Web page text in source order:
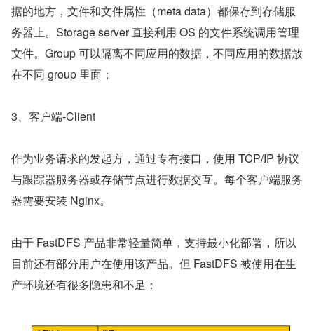
据的地方，文件和文件属性（meta data）都保存到存储服
务器上。Storage server 直接利用 OS 的文件系统调用管理
文件。Group 可以隔离不同应用的数据，不同应用的数据放
在不同 group 里面；
3、客户端-Client
作为业务请求的发起方，通过专有接口，使用 TCP/IP 协议
与跟踪器服务器或存储节点进行数据交互。每个客户端服务
器需要安装 Nginx。
由于 FastDFS 产品非常轻量简单，支持最小化部署，所以
目前还有部分用户在使用该产品。但 FastDFS 被使用在生
产环境还有很多隐患和不足：